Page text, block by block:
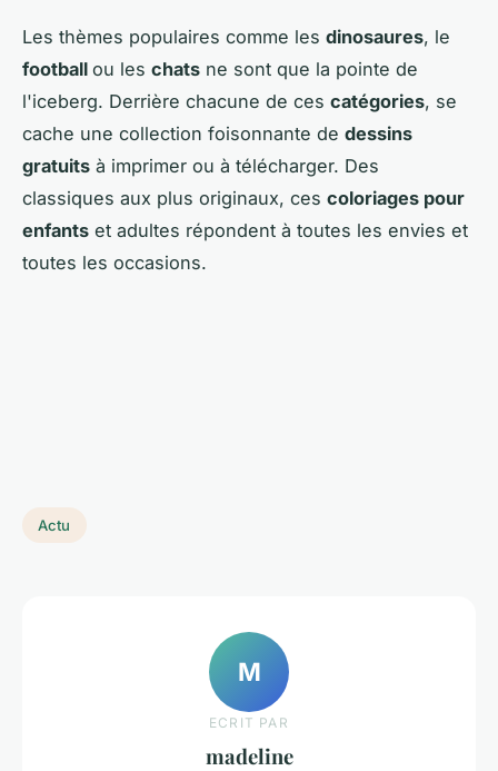
Les thèmes populaires comme les dinosaures, le
football ou les chats ne sont que la pointe de
l'iceberg. Derrière chacune de ces catégories, se
cache une collection foisonnante de dessins
gratuits à imprimer ou à télécharger. Des
classiques aux plus originaux, ces coloriages pour
enfants et adultes répondent à toutes les envies et
toutes les occasions.
Actu
M
ECRIT PAR
madeline